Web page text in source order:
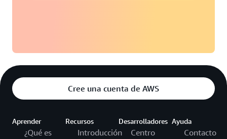
Cree una cuenta de AWS
Aprender
¿Qué es
Recursos
Introducción
Desarrolladores
Centro
Ayuda
Contacto